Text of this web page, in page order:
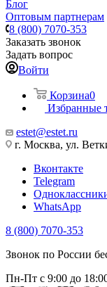
Блог
Оптовым партнерам
8 (800) 7070-353
Заказать звонок
Задать вопрос
Войти
Корзина0
Избранные
estet@estet.ru
г. Москва, ул.
Вконтакте
Telegram
WhatsApp
8 (800) 7070-353
Звонок по России
Пн-Пт с 9:00 до